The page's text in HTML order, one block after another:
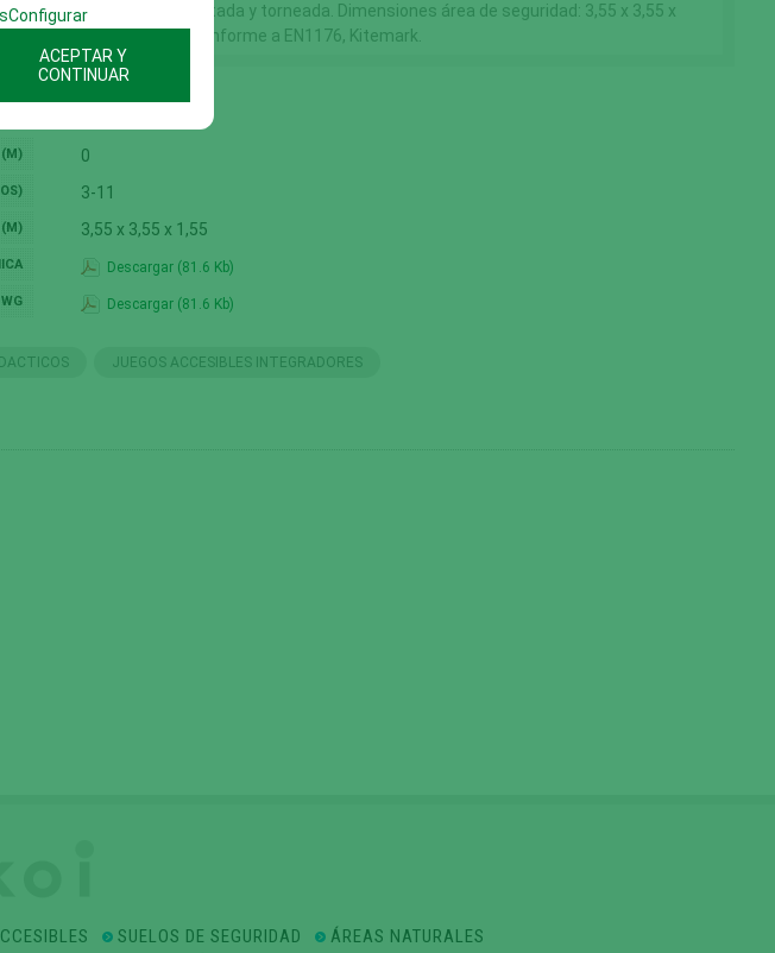
en madera laminada, tratada y torneada. Dimensiones área de seguridad: 3,55 x 3,55 x
Elemento certificado conforme a EN1176, Kitemark.
(M) 0
3-11
(M) 3,55 x 3,55 x 1,55
Descargar (81.6 Kb)
Descargar (81.6 Kb)
JUEGOS ACCESIBLES INTEGRADORES
SUELOS DE SEGURIDAD
ÁREAS NATURALES
Configurar
ACEPTAR Y
CONTINUAR